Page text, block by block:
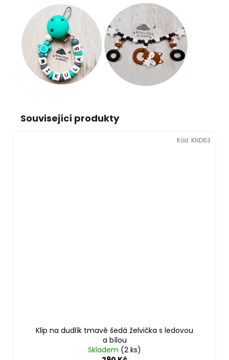
Související produkty
Klip na dudlík tmavě šedá želvička s ledovou
a bílou
Skladem (2 ks)
Kód: KND63